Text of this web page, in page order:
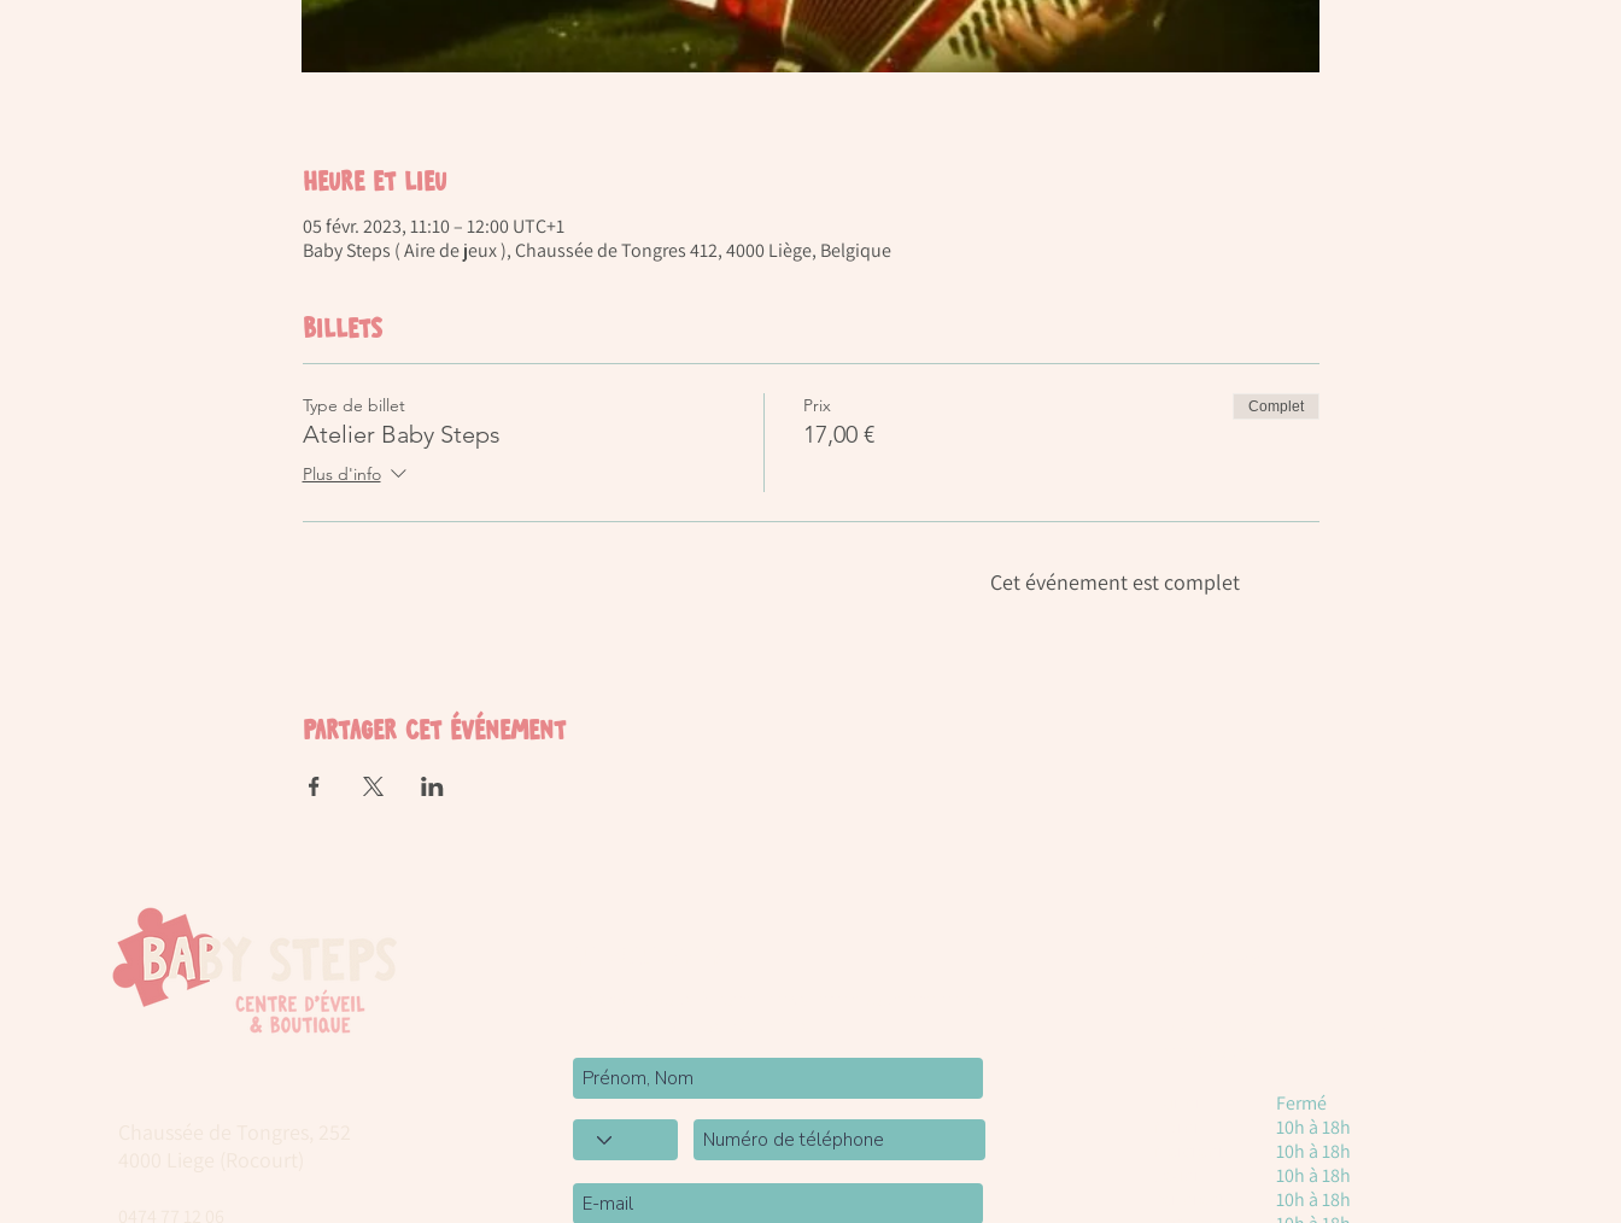
Heure et lieu
05 févr. 2023, 11:10 – 12:00 UTC+1
Baby Steps ( Aire de jeux ), Chaussée de Tongres 412, 4000 Liège, Belgique
Billets
Type de billet
Atelier Baby Steps
Plus d'info
Prix
17,00 €
Complet
Cet événement est complet
Partager cet événement
Fermé
10h à 18h
10h à 18h
10h à 18h
10h à 18h